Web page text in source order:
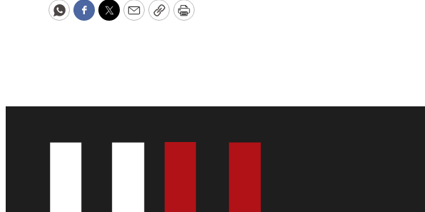
WhatsApp
Facebook
Twitter
EmailCopyPrint